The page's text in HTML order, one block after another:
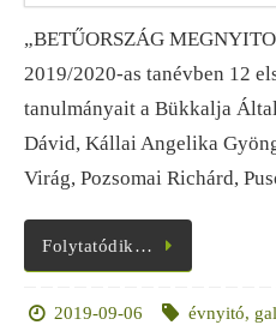
„BETŰORSZÁG
2019/2020-as tanévben 12
tanulmányait a Bükkalja
Dávid, Kállai Angelika
Virág, Pozsomai Richárd,
Folytatódik…
2019-09-06 évnyitó,